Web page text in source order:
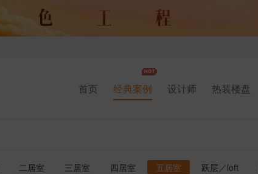
首页 经典案例 设计师 热装楼盘
二居室 三居室 四居室 五居室 跃层／loft